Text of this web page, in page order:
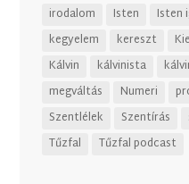
irodalom
Isten Isten
kegyelem
kereszt
Kálvin
kálvinista
megváltás
Numeri
Szentlélek
Szentírás
Tűzfal
Tűzfal podcast